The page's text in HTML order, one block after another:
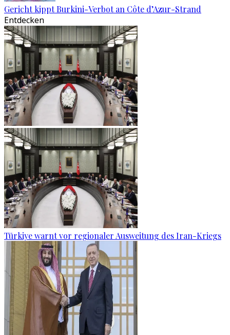
Gericht kippt Burkini-Verbot an Côte d’Azur-Strand
Entdecken
Türkiye warnt vor regionaler Ausweitung des Iran-Kriegs